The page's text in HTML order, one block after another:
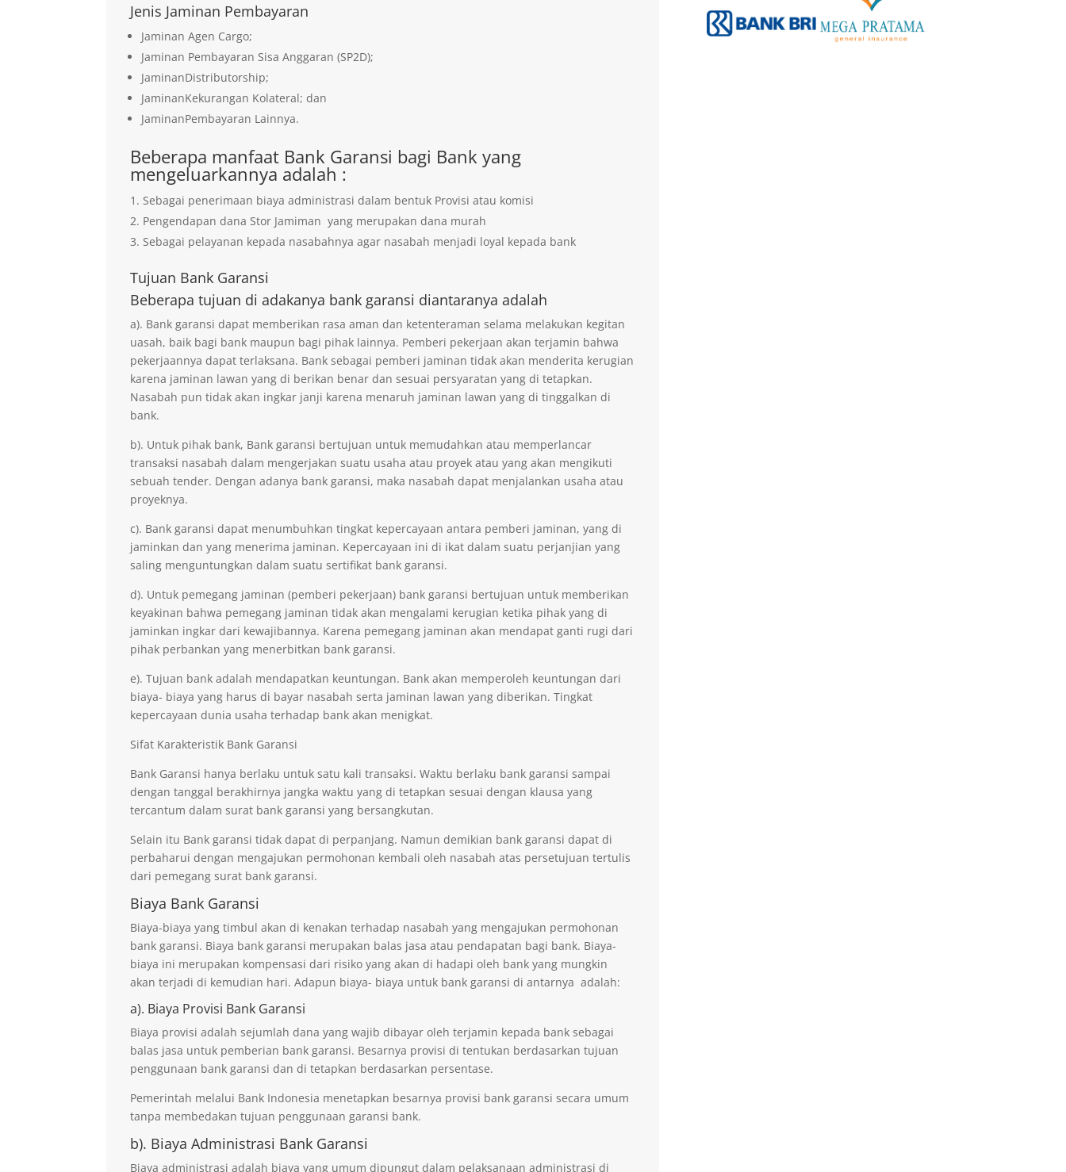
Jenis Jaminan Pembayaran
Jaminan Agen Cargo;
Jaminan Pembayaran Sisa Anggaran (SP2D);
JaminanDistributorship;
JaminanKekurangan Kolateral; dan
JaminanPembayaran Lainnya.
Beberapa manfaat Bank Garansi bagi Bank yang
mengeluarkannya adalah :
Sebagai penerimaan biaya administrasi dalam bentuk Provisi atau komisi
Pengendapan dana Stor Jamiman yang merupakan dana murah
Sebagai pelayanan kepada nasabahnya agar nasabah menjadi loyal kepada bank
Tujuan Bank Garansi
Beberapa tujuan di adakanya bank garansi diantaranya adalah
a). Bank garansi dapat memberikan rasa aman dan ketenteraman selama melakukan kegitan
uasah, baik bagi bank maupun bagi pihak lainnya. Pemberi pekerjaan akan terjamin bahwa
pekerjaannya dapat terlaksana. Bank sebagai pemberi jaminan tidak akan menderita kerugian
karena jaminan lawan yang di berikan benar dan sesuai persyaratan yang di tetapkan.
Nasabah pun tidak akan ingkar janji karena menaruh jaminan lawan yang di tinggalkan di
bank.
b). Untuk pihak bank, Bank garansi bertujuan untuk memudahkan atau memperlancar
transaksi nasabah dalam mengerjakan suatu usaha atau proyek atau yang akan mengikuti
sebuah tender. Dengan adanya bank garansi, maka nasabah dapat menjalankan usaha atau
proyeknya.
c). Bank garansi dapat menumbuhkan tingkat kepercayaan antara pemberi jaminan, yang di
jaminkan dan yang menerima jaminan. Kepercayaan ini di ikat dalam suatu perjanjian yang
saling menguntungkan dalam suatu sertifikat bank garansi.
d). Untuk pemegang jaminan (pemberi pekerjaan) bank garansi bertujuan untuk memberikan
keyakinan bahwa pemegang jaminan tidak akan mengalami kerugian ketika pihak yang di
jaminkan ingkar dari kewajibannya. Karena pemegang jaminan akan mendapat ganti rugi dari
pihak perbankan yang menerbitkan bank garansi.
e). Tujuan bank adalah mendapatkan keuntungan. Bank akan memperoleh keuntungan dari
biaya- biaya yang harus di bayar nasabah serta jaminan lawan yang diberikan. Tingkat
kepercayaan dunia usaha terhadap bank akan menigkat.
Sifat Karakteristik Bank Garansi
Bank Garansi hanya berlaku untuk satu kali transaksi. Waktu berlaku bank garansi sampai
dengan tanggal berakhirnya jangka waktu yang di tetapkan sesuai dengan klausa yang
tercantum dalam surat bank garansi yang bersangkutan.
Selain itu Bank garansi tidak dapat di perpanjang. Namun demikian bank garansi dapat di
perbaharui dengan mengajukan permohonan kembali oleh nasabah atas persetujuan tertulis
dari pemegang surat bank garansi.
Biaya Bank Garansi
Biaya-biaya yang timbul akan di kenakan terhadap nasabah yang mengajukan permohonan
bank garansi. Biaya bank garansi merupakan balas jasa atau pendapatan bagi bank. Biaya-
biaya ini merupakan kompensasi dari risiko yang akan di hadapi oleh bank yang mungkin
akan terjadi di kemudian hari. Adapun biaya- biaya untuk bank garansi di antarnya adalah:
a). Biaya Provisi Bank Garansi
Biaya provisi adalah sejumlah dana yang wajib dibayar oleh terjamin kepada bank sebagai
balas jasa untuk pemberian bank garansi. Besarnya provisi di tentukan berdasarkan tujuan
penggunaan bank garansi dan di tetapkan berdasarkan persentase.
Pemerintah melalui Bank Indonesia menetapkan besarnya provisi bank garansi secara umum
tanpa membedakan tujuan penggunaan garansi bank.
b). Biaya Administrasi Bank Garansi
Biaya administrasi adalah biaya yang umum dipungut dalam pelaksanaan administrasi di